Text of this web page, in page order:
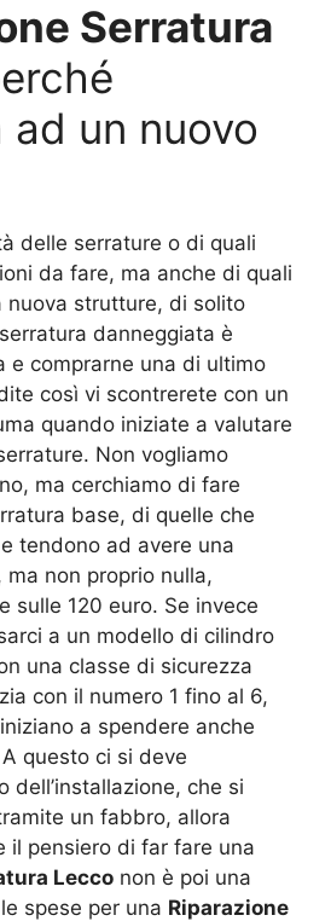
Serratura
ad un nuovo
delle serrature o di quali
da fare, ma anche di quali
nuova strutture, di solito
danneggiata è
e comprarne una di ultimo
così vi scontrerete con un
quando iniziate a valutare
Non vogliamo
ma cerchiamo di fare
base, di quelle che
tendono ad avere una
non proprio nulla,
sulle 120 euro. Se invece
a un modello di cilindro
una classe di sicurezza
con il numero 1 fino al 6,
a spendere anche
questo ci si deve
dell’installazione, che si
un fabbro, allora
il pensiero di far fare una
Lecco non è poi una
spese per una Riparazione